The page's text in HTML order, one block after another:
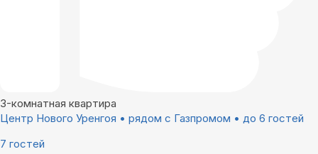
3-комнатная квартира
Центр Нового Уренгоя • рядом с Газпромом • до 6 гостей
7 гостей